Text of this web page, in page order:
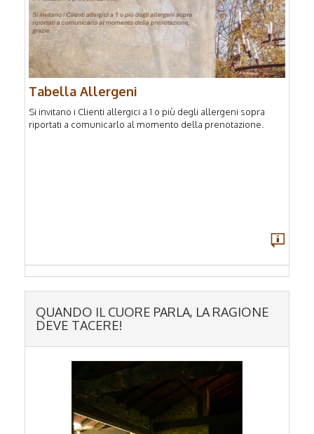
Tabella Allergeni
Si invitano i Clienti allergici a 1 o più degli allergeni sopra
riportati a comunicarlo al momento della prenotazione.
QUANDO IL CUORE PARLA, LA RAGIONE
DEVE TACERE!